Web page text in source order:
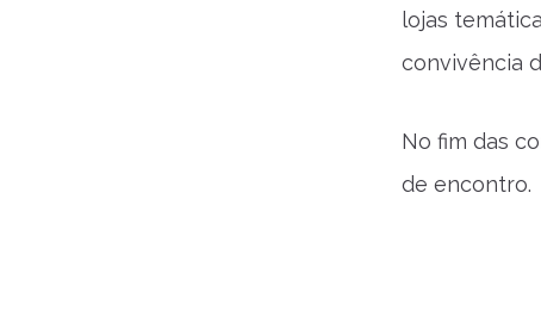
lojas
convivência
No fim das
de encontro.